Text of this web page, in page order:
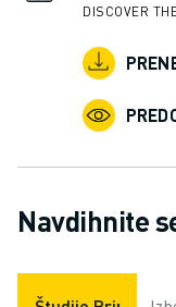
DISCOVER
Navdihnite